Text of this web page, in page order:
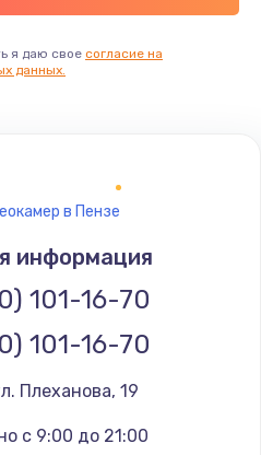
печать
руб.
головки
я даю свое согласие на
данных.
в Пензе
информация
101-16-70
101-16-70
Плеханова, 19
с 9:00 до 21:00